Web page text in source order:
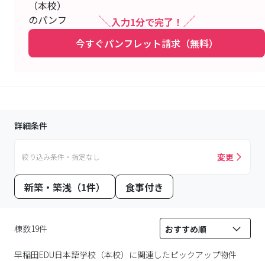
入力1分で完了！
今すぐパンフレット請求（無料）
詳細条件
絞り込み条件・指定なし 変更
新築・築浅（1件） 食事付き
棟数19件
早稲田EDU日本語学校（本校） に関連したピックアップ物件